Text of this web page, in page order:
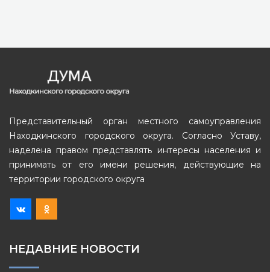
Представительный орган местного самоуправления
Находкинского городского округа. Согласно Уставу,
наделена правом представлять интересы населения и
принимать от его имени решения, действующие на
территории городского округа
НЕДАВНИЕ НОВОСТИ